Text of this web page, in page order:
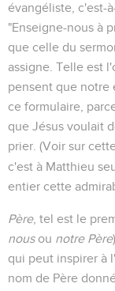
évangéliste, c'est-
"Enseigne-nous à
que celle du
assigne. Telle est
pensent que notre
ce formulaire,
que Jésus voulait
prier. (Voir sur
c'est à Matthieu
entier cette
Père, tel est le
nousou notre Père
qui peut inspirer à
nom de Père